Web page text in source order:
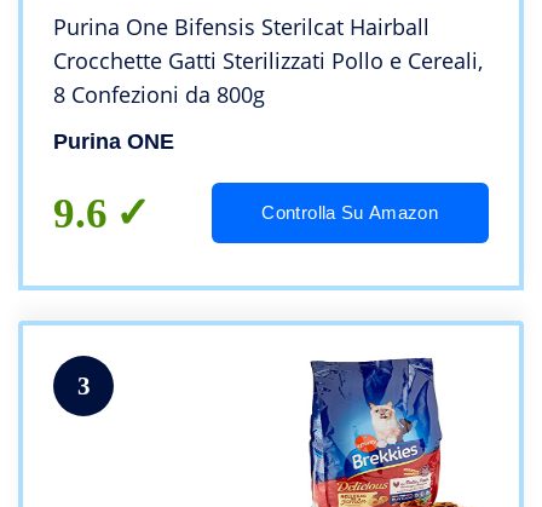
Purina One Bifensis Sterilcat Hairball
Crocchette Gatti Sterilizzati Pollo e Cereali,
8 Confezioni da 800g
Purina ONE
9.6 Controlla Su Amazon
3